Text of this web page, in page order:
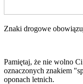
Znaki drogowe
Pamiętaj, że nie wolno
oznaczonych znakiem
oponach letnich.